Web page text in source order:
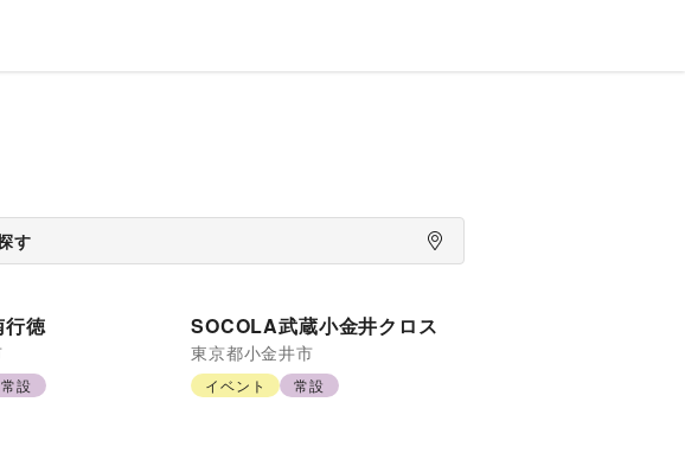
す
徳
常設
SOCOLA武蔵小金井クロス
東京都小金井市
イベント 常設